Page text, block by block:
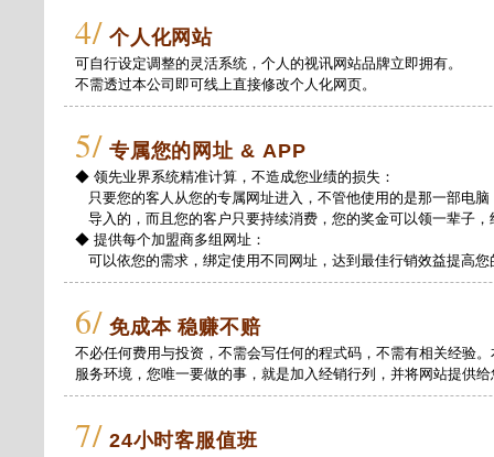
4/ 个人化网站
可自行设定调整的灵活系统，个人的视讯网站品牌立即拥有。
不需透过本公司即可线上直接修改个人化网页。
5/ 专属您的网址 & APP
◆ 领先业界系统精准计算，不造成您业绩的损失：
只要您的客人从您的专属网址进入，不管他使用的是那一部电
导入的，而且您的客户只要持续消费，您的奖金可以领一辈子
◆ 提供每个加盟商多组网址：
可以依您的需求，绑定使用不同网址，达到最佳行销效益提高您
6/ 免成本 稳赚不赔
不必任何费用与投资，不需会写任何的程式码，不需有相关经验
服务环境，您唯一要做的事，就是加入经销行列，并将网站提供
7/ 24小时客服值班